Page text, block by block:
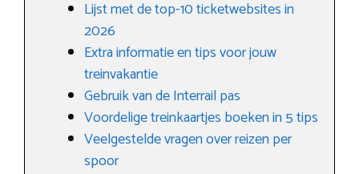
Lijst met de top-10 ticketwebsites in
2026
Extra informatie en tips voor jouw
treinvakantie
Gebruik van de Interrail pas
Voordelige treinkaartjes boeken in 5 tips
Veelgestelde vragen over reizen per
spoor